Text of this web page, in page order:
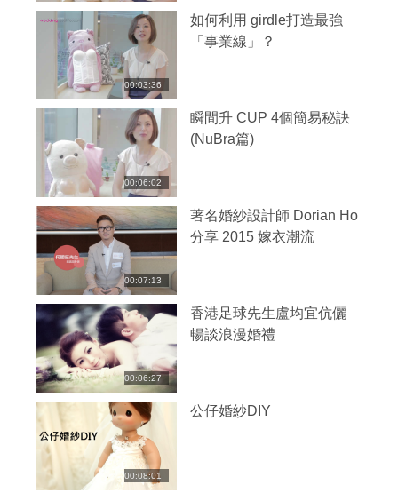
00:03:36
如何利用 girdle打造最強
「事業線」？
00:06:02
瞬間升 CUP 4個簡易秘訣
(NuBra篇)
00:07:13
著名婚紗設計師 Dorian Ho
分享 2015 嫁衣潮流
00:06:27
香港足球先生盧均宜伉儷
暢談浪漫婚禮
00:08:01
公仔婚紗DIY